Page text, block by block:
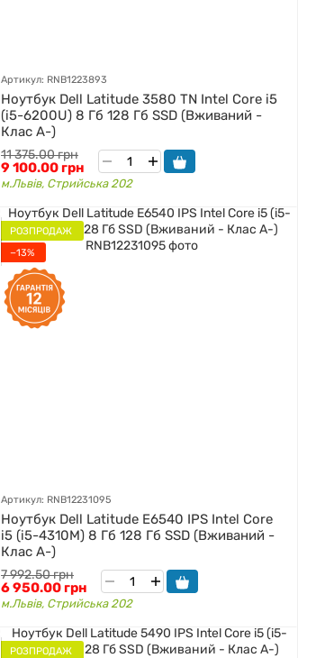
Артикул: RNB1223893
Ноутбук Dell Latitude 3580 TN Intel Core i5
(i5-6200U) 8 Гб 128 Гб SSD (Вживаний -
Клас A-)
11 375.00 грн
9 100.00 грн
м.Львів, Стрийська 202
РОЗПРОДАЖ
−13%
Артикул: RNB12231095
Ноутбук Dell Latitude E6540 IPS Intel Core
i5 (i5-4310M) 8 Гб 128 Гб SSD (Вживаний -
Клас A-)
7 992.50 грн
6 950.00 грн
м.Львів, Стрийська 202
РОЗПРОДАЖ